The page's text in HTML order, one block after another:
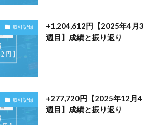
取引記録
+1,204,612円【2025年4月3
週目】成績と振り返り
取引記録
+277,720円【2025年12月4
週目】成績と振り返り